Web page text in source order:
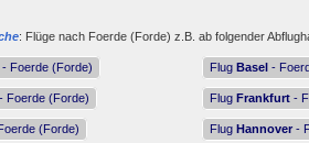
: Flüge nach Foerde (Forde) z.B. ab folgender
- Foerde (Forde) Flug Basel -
- Foerde (Forde) Flug Frankfurt -
(Forde) Flug Hannover -